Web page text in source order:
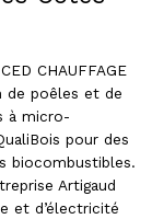
CHAUFFAGE
de poêles et de
à micro-
pour des
biocombustibles.
Artigaud
et d’électricité